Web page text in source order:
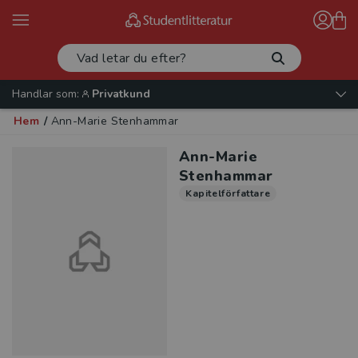
Handlar som:
Privatkund
Hem / Ann-Marie Stenhammar
Ann-Marie
Stenhammar
Kapitelförfattare